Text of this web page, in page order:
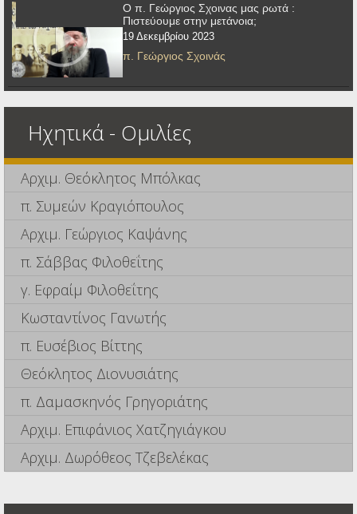
Ο π. Γεώργιος Σχοινας μας ρωτά :
Πιστεύουμε στην μετάνοια;
19 Δεκεμβρίου 2023
π. Γεώργιος Σχοινάς
Ηχητικά - Ομιλίες
Αρχιμ. Θεόκλητος Μπόλκας
π. Συμεών Κραγιόπουλος
Αρχιμ. Γεώργιος Καψάνης
π. Σάββας Φιλοθεΐτης
γ. Εφραίμ Φιλοθεΐτης
Κωσταντίνος Γανωτής
π. Ευσέβιος Βίττης
Θεόκλητος Διονυσιάτης
π. Δαμασκηνός Γρηγοριάτης
Αρχιμ. Επιφάνιος Χατζηγιάγκου
Αρχιμ. Δωρόθεος Τζεβελέκας